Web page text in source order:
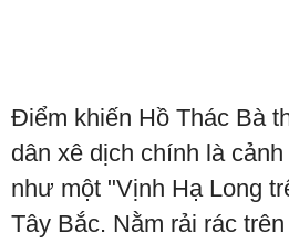
Điểm khiến Hồ Thác Bà
dân xê dịch chính là
như một "Vịnh Hạ Long
Tây Bắc. Nằm rải rác